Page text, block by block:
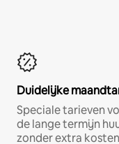
Duidelijke
Speciale tarieven
de lange termijn
zonder extra